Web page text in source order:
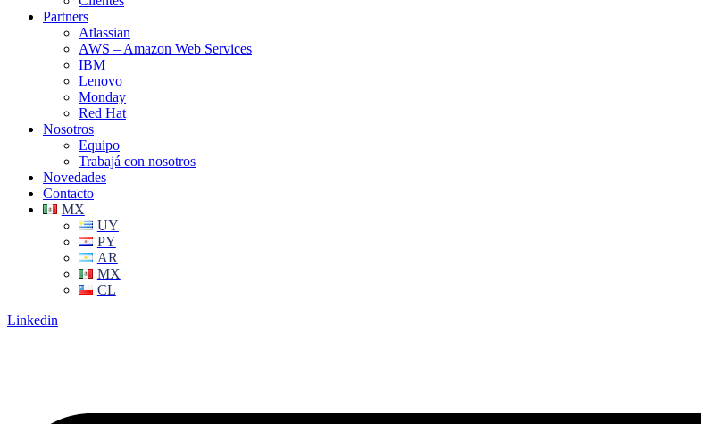
Partners
Atlassian
AWS – Amazon Web Services
IBM
Lenovo
Monday
Red Hat
Nosotros
Equipo
Trabajá con nosotros
Novedades
Contacto
MX
UY
PY
AR
MX
CL
Linkedin